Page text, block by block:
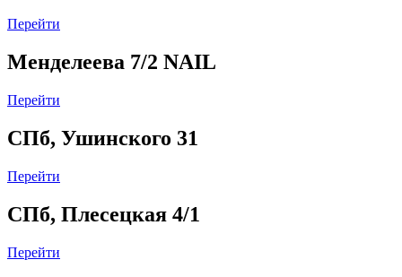
Перейти
Менделеева 7/2 NAIL
Перейти
СПб, Ушинского 31
Перейти
СПб, Плесецкая 4/1
Перейти